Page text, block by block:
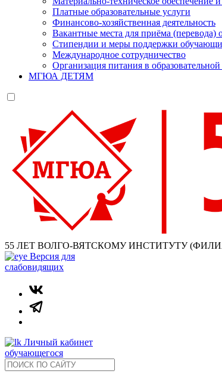
Платные образовательные услуги
Финансово-хозяйственная деятельность
Вакантные места для приёма (перевода)
Стипендии и меры поддержки
Международное сотрудничество
Организация питания в
МГЮА ДЕТЯМ
55 ЛЕТ ВОЛГО-ВЯТСКОМУ ИНСТИТУТУ
Версия для
слабовидящих
Личный кабинет
обучающегося